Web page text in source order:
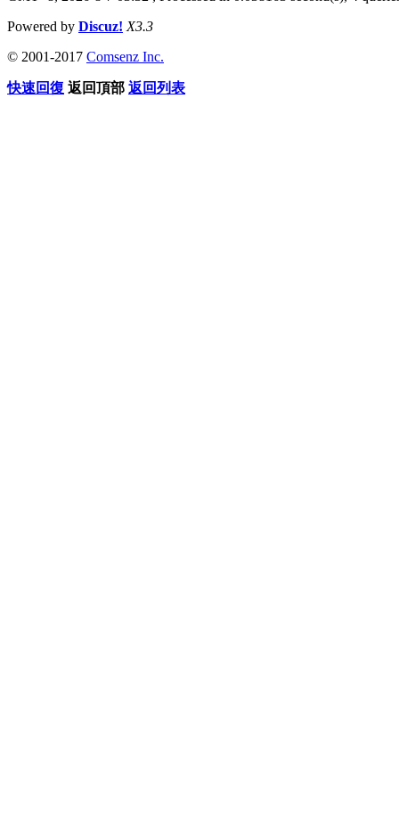
Powered by Discuz! X3.3
© 2001-2017 Comsenz Inc.
快速回復 返回頂部 返回列表